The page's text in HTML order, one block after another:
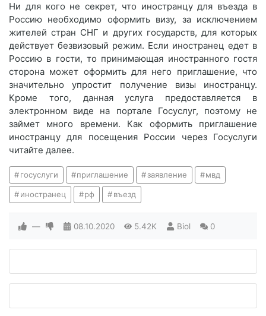
Ни для кого не секрет, что иностранцу для въезда в
Россию необходимо оформить визу, за исключением
жителей стран СНГ и других государств, для которых
действует безвизовый режим. Если иностранец едет в
Россию в гости, то принимающая иностранного гостя
сторона может оформить для него приглашение, что
значительно упростит получение визы иностранцу.
Кроме того, данная услуга предоставляется в
электронном виде на портале Госуслуг, поэтому не
займет много времени. Как оформить приглашение
иностранцу для посещения России через Госуслуги
читайте далее.
госуслуги приглашение заявление мвд
иностранец рф въезд
— 08.10.2020 5.42K Biol 0